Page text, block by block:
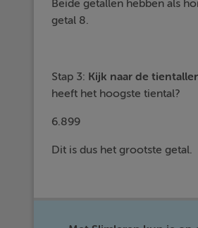
Beide getallen hebben als
getal 8.
Stap 3: Kijk naar de
heeft het hoogste tiental?
6.899
Dit is dus het grootste getal.